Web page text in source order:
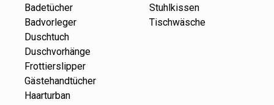
Badetücher
Badvorleger
Duschtuch
Duschvorhänge
Frottierslipper
Gästehandtücher
Haarturban
Stuhlkissen
Tischwäsche